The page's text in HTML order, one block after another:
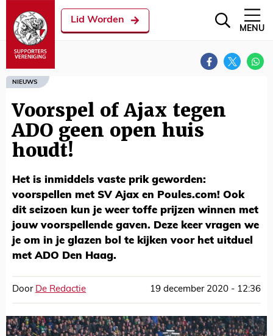
Lid Worden
MENU
NIEUWS
Voorspel of Ajax tegen
ADO geen open huis
houdt!
Het is inmiddels vaste prik geworden:
voorspellen met SV Ajax en Poules.com! Ook
dit seizoen kun je weer toffe prijzen winnen met
jouw voorspellende gaven. Deze keer vragen we
je om in je glazen bol te kijken voor het uitduel
met ADO Den Haag.
Door De Redactie 19 december 2020 - 12:36